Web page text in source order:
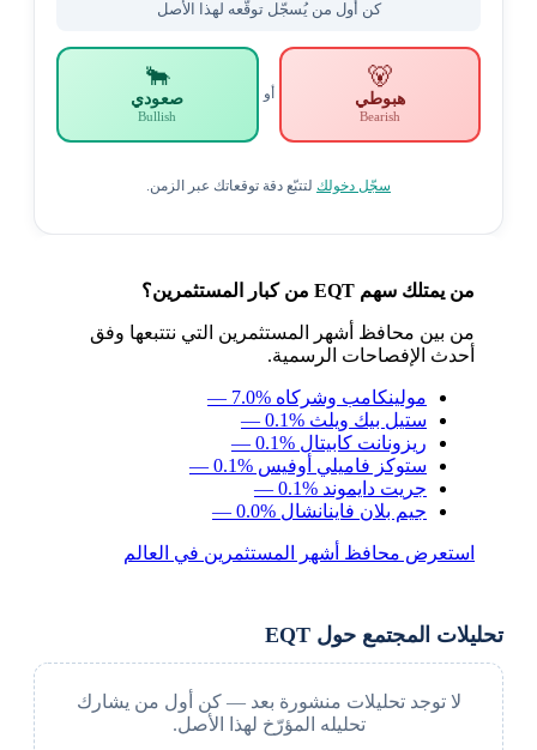
كن أول من يُسجّل توقّعه لهذا الأصل
🐻
هبوطي
Bearish
أو
🐂
صعودي
Bullish
سجّل دخولكلتتبّع دقة توقعاتك عبر الزمن.
من يمتلك سهم EQT من كبار المستثمرين؟
من بين محافظ أشهر المستثمرين التي نتتبعها وفق
أحدث الإفصاحات الرسمية.
مولينكامب وشركاه — 7.0%
ستيل بيك ويلث — 0.1%
ريزونانت كابيتال — 0.1%
ستوكز فاميلي أوفيس — 0.1%
جريت دايموند — 0.1%
جيم بلان فاينانشال — 0.0%
استعرض محافظ أشهر المستثمرين في العالم
تحليلات المجتمع حول EQT
لا توجد تحليلات منشورة بعد — كن أول من يشارك
تحليله المؤرّخ لهذا الأصل.